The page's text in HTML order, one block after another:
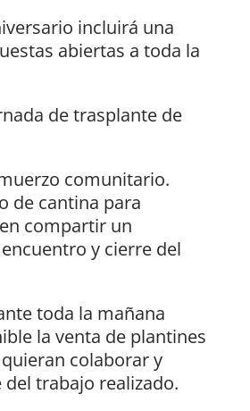
incluirá una
abiertas a toda la
de trasplante de
comunitario.
de cantina para
compartir un
y cierre del
toda la mañana
la venta de plantines
colaborar y
trabajo realizado.